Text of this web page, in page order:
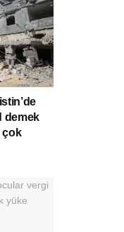
demek
çok